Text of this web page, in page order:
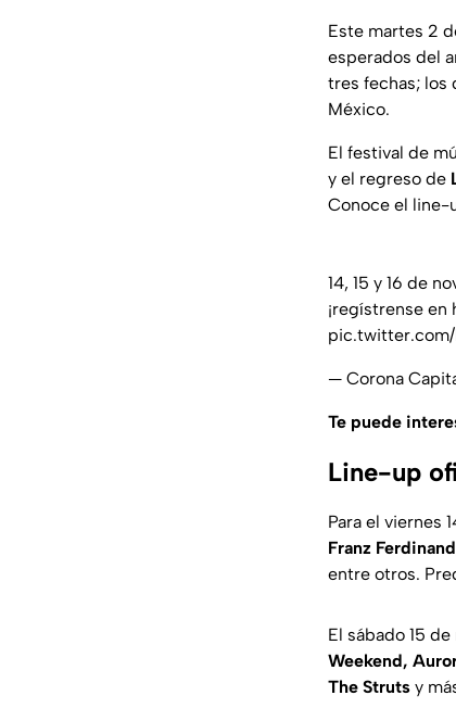
Este martes 2
esperados del
tres fechas; los
México.
El festival de
y el regreso de
Conoce el line-
14, 15 y 16 de
¡regístrense en
pic.twitter.com/
— Corona
Te puede
Line-up
Para el viernes
Franz
entre otros.
El sábado 15
Weekend,
The Struts y